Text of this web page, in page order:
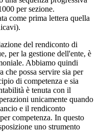
per sezione.
come prima lettera quella
del rendiconto di
per la gestione dell'ente, è
Abbiamo quindi
che possa servire sia per
di competenza e sia
è tenuta con il
unicamente quando
e il rendiconto
competenza. In questo
uno strumento